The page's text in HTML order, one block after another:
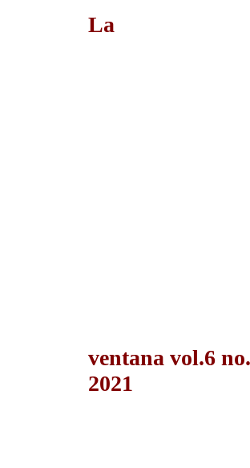
La
ventana vol.6
2021